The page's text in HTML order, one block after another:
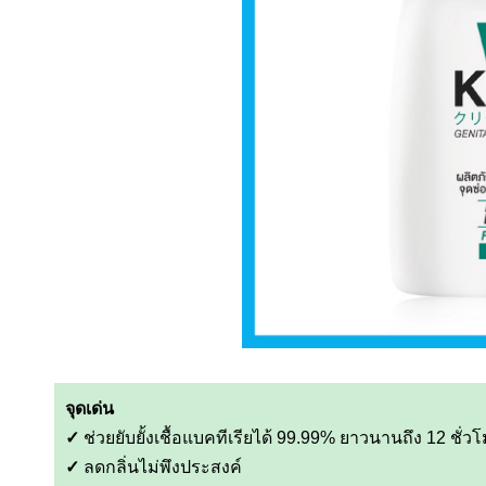
จุดเด่น
✓ ช่วยยับยั้งเชื้อแบคทีเรียได้ 99.99% ยาวนานถึง 12 ชั่วโ
✓ ลดกลิ่นไม่พึงประสงค์